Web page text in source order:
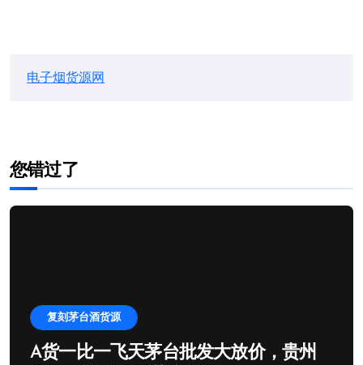
电子烟货源网
您错过了
复刻茅台酒货源
A货一比一飞天茅台批发大放价，贵州